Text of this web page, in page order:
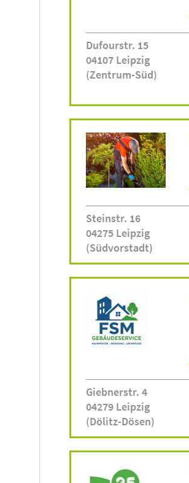
Dufourstr. 15
04107 Leipzig
(Zentrum-Süd)
Steinstr. 16
04275 Leipzig
(Südvorstadt)
Giebnerstr. 4
04279 Leipzig
(Dölitz-Dösen)